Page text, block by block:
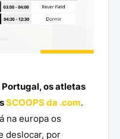
Portugal, os atletas
SCOOPS da .com.
na europa os
deslocar, por